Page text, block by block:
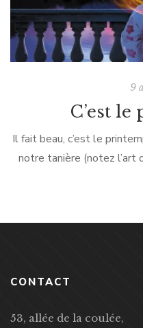
9
C’est
Il fait beau, c’est le
notre tanière (notez l’art
CONTACT
53, allée de la coulée,